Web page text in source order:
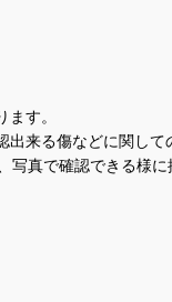
す。
来る傷などに関し
真で確認できる様